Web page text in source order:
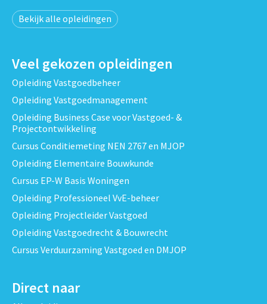
Bekijk alle opleidingen
Veel gekozen opleidingen
Opleiding Vastgoedbeheer
Opleiding Vastgoedmanagement
Opleiding Business Case voor Vastgoed- &
Projectontwikkeling
Cursus Conditiemeting NEN 2767 en MJOP
Opleiding Elementaire Bouwkunde
Cursus EP-W Basis Woningen
Opleiding Professioneel VvE-beheer
Opleiding Projectleider Vastgoed
Opleiding Vastgoedrecht & Bouwrecht
Cursus Verduurzaming Vastgoed en DMJOP
Direct naar